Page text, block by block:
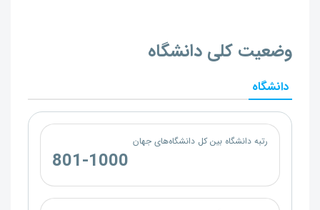
وضعیت کلی دانشگاه
دانشگاه
رتبه دانشگاه بین کل دانشگاه‌های جهان
801-1000